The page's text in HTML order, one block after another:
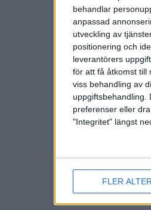
behandlar
anpassad
utveckling av
positionering och
leverantörers
för att få åtkomst till
viss behandling av
uppgiftsbehandling.
preferenser eller
"Integritet" längst
FLER
Här